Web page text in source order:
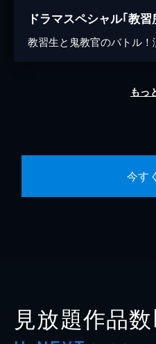
ドラマスペシャル｢教習
教習生と鬼教官のバトル！
もっ
今す
見放題作品数